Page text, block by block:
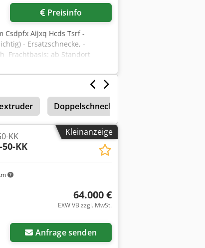
Preisinfo
Csdpfx Aijxq Hcds Tsrf -
- Ersatzschnecke, -
Frachtbasis: ab Standort
Maschine, rein netto
Doppelschneckenextruder
Kleinanzeige
Mehr Bilder anfragen
KK
KK
64.000 €
EXW VB zzgl. MwSt.
Anfrage senden